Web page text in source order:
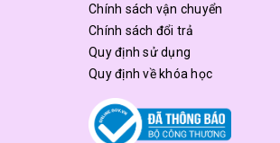
Chính sách vận chuyển
Chính sách đổi trả
Quy định sử dụng
Quy định về khóa học